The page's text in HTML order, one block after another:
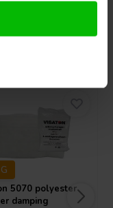
la protezione da
5070 polyester
damping